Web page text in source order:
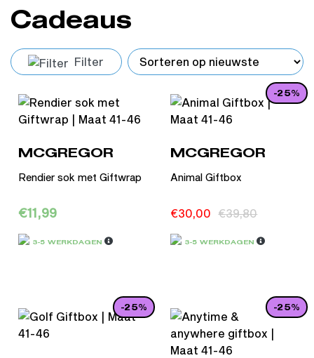
Cadeaus
Filter
MCGREGOR
Rendier sok met Giftwrap
€11,99
3-5 WERKDAGEN
-25%
MCGREGOR
Animal Giftbox
€30,00 €39,80
3-5 WERKDAGEN
-25% -25%